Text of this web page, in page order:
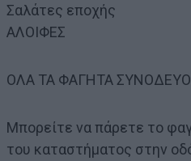
Σαλάτες εποχής
ΑΛΟΙΦΕΣ
ΟΛΑ ΤΑ ΦΑΓΗΤΑ
Μπορείτε να πάρετε το
του καταστήματος στην